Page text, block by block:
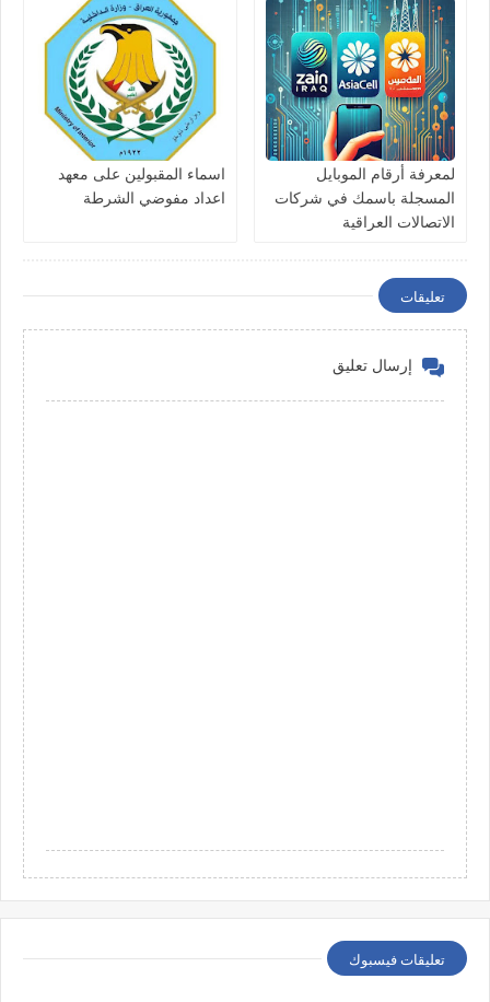
لمعرفة أرقام الموبايل
المسجلة باسمك في شركات
الاتصالات العراقية
اسماء المقبولين على معهد
اعداد مفوضي الشرطة
تعليقات
إرسال تعليق
تعليقات فيسبوك